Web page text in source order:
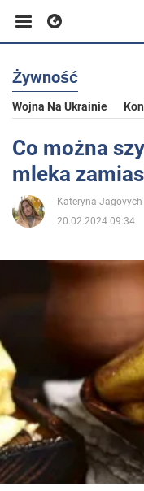
Biznes
Sport
Rozrywka
Społeczeństwo
Wojna na Ukrainie
Świat
Żywność
Wojna Na Ukrainie
Co można
mleka
Kateryna Jagovych
20.02.2024 09:34